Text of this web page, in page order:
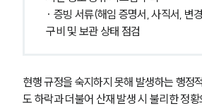
· 증빙 서류(해임 증명서, 사직서, 변
구비 및 보관 상태 점검
현행 규정을 숙지하지 못해 발생하는 행정
도 하락과 더불어 산재 발생 시 불리한 정황